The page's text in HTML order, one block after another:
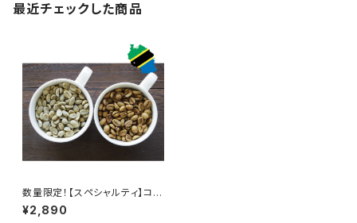
最近チェックした商品
数量限定！【スペシャルティ】コー
ヒー生豆＊デカフェ前後飲み比
べセット各100g（タンザニア・ア
¥2,890